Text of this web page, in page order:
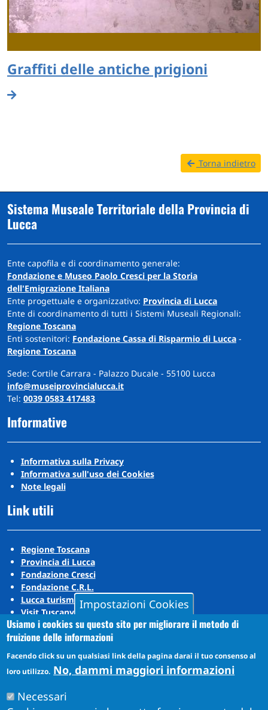
Graffiti delle antiche prigioni
Torna indietro
Sistema Museale Territoriale della Provincia di
Lucca
Ente capofila e di coordinamento generale:
Fondazione e Museo Paolo Cresci per la Storia
dell'Emigrazione Italiana
Ente progettuale e organizzativo: Provincia di Lucca
Ente di coordinamento di tutti i Sistemi Museali Regionali:
Regione Toscana
Enti sostenitori: Fondazione Cassa di Risparmio di Lucca -
Regione Toscana
Sede: Cortile Carrara - Palazzo Ducale - 55100 Lucca
info@museiprovincialucca.it
Tel: 0039 0583 417483
Informative
Informativa sulla Privacy
Informativa sull'uso dei Cookies
Note legali
Link utili
Regione Toscana
Provincia di Lucca
Fondazione Cresci
Fondazione C.R.L.
Lucca turismo
Visit Tuscany
Puccini Lands
Social media
YouTube
Impostazioni Cookies
Usiamo i cookies su questo sito per migliorare il metodo di
fruizione delle informazioni
Facendo click su un qualsiasi link della pagina darai il tuo consenso al
loro utilizzo. No, dammi maggiori informazioni
Necessari